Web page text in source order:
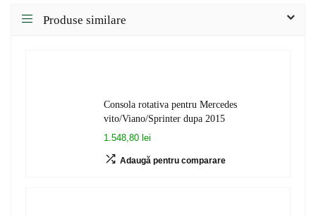
Produse similare
Consola rotativa pentru Mercedes
vito/Viano/Sprinter dupa 2015
1.548,80 lei
Adaugă pentru comparare